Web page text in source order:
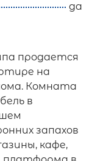
да
продается
на
Комната
в
запахов
кафе,